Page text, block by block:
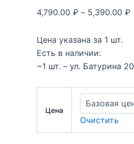
4,790.00 ₽ – 5,390.00 ₽
Цена указана за 1 шт.
Есть в наличии:
~1 шт. – ул. Батурина 20
Цена
Очистить